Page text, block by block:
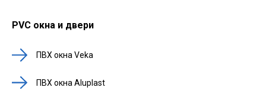
PVC окна и двери
ПВХ окна Veka
ПВХ окна Aluplast